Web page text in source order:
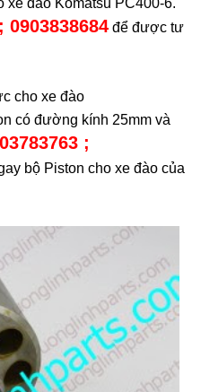
xe đào Komatsu PC400-6.
0903838684 để được tư
cho xe đào
có đường kính 25mm và
;
bộ Piston cho xe đào của